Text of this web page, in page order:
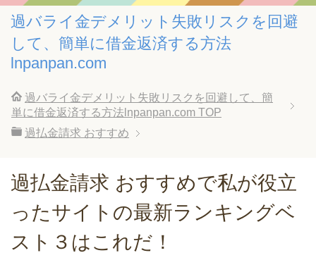
過バライ金デメリット失敗リスクを回避
して、簡単に借金返済する方法
lnpanpan.com
過バライ金デメリット失敗リスクを回避して、簡
単に借金返済する方法lnpanpan.com TOP
過払金請求 おすすめ
過払金請求 おすすめで私が役立
ったサイトの最新ランキングベ
スト３はこれだ！